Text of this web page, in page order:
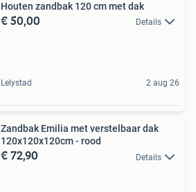
Houten zandbak 120 cm met dak
€ 50,00 Details
Lelystad 2 aug 26
Zandbak Emilia met verstelbaar dak
120x120x120cm - rood
€ 72,90 Details